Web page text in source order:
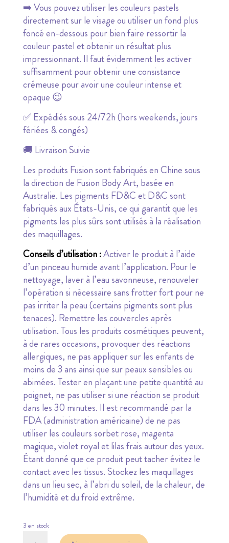
➡️ Vous pouvez utiliser les couleurs pastels
directement sur le visage ou utiliser un fond plus
foncé en-dessous pour bien faire ressortir la
couleur pastel et obtenir un résultat plus
impressionnant. Il faut évidemment les activer
suffisamment pour obtenir une consistance
crémeuse pour avoir une couleur intense et
opaque 😉
✅ Expédiés sous 24/72h (hors weekends, jours
fériées & congés)
🚚 Livraison Suivie
Les produits Fusion sont fabriqués en Chine sous
la direction de Fusion Body Art, basée en
Australie. Les pigments FD&C et D&C sont
fabriqués aux États-Unis, ce qui garantit que les
pigments les plus sûrs sont utilisés à la réalisation
des maquillages.
Conseils d’utilisation :Activer le produit à l’aide
d’un pinceau humide avant l’application. Pour le
nettoyage, laver à l’eau savonneuse, renouveler
l’opération si nécessaire sans frotter fort pour ne
pas irriter la peau (certains pigments sont plus
tenaces). Remettre les couvercles après
utilisation. Tous les produits cosmétiques peuvent,
à de rares occasions, provoquer des réactions
allergiques, ne pas appliquer sur les enfants de
moins de 3 ans ainsi que sur peaux sensibles ou
abimées. Tester en plaçant une petite quantité au
poignet, ne pas utiliser si une réaction se produit
dans les 30 minutes. Il est recommandé par la
FDA (administration américaine) de ne pas
utiliser les couleurs sorbet rose, magenta
magique, violet royal et lilas frais autour des yeux.
Étant donné que ce produit peut tacher évitez le
contact avec les tissus. Stockez les maquillages
dans un lieu sec, à l’abri du soleil, de la chaleur, de
l’humidité et du froid extrême.
3 en stock